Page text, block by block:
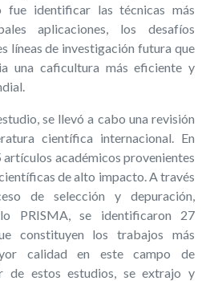
fue identificar las técnicas más
aplicaciones, los desafíos
líneas de investigación futura que
una caficultura más eficiente y
se llevó a cabo una revisión
científica internacional. En
académicos provenientes
de alto impacto. A través
de selección y depuración,
PRISMA, se identificaron 27
constituyen los trabajos más
calidad en este campo de
de estos estudios, se extrajo y